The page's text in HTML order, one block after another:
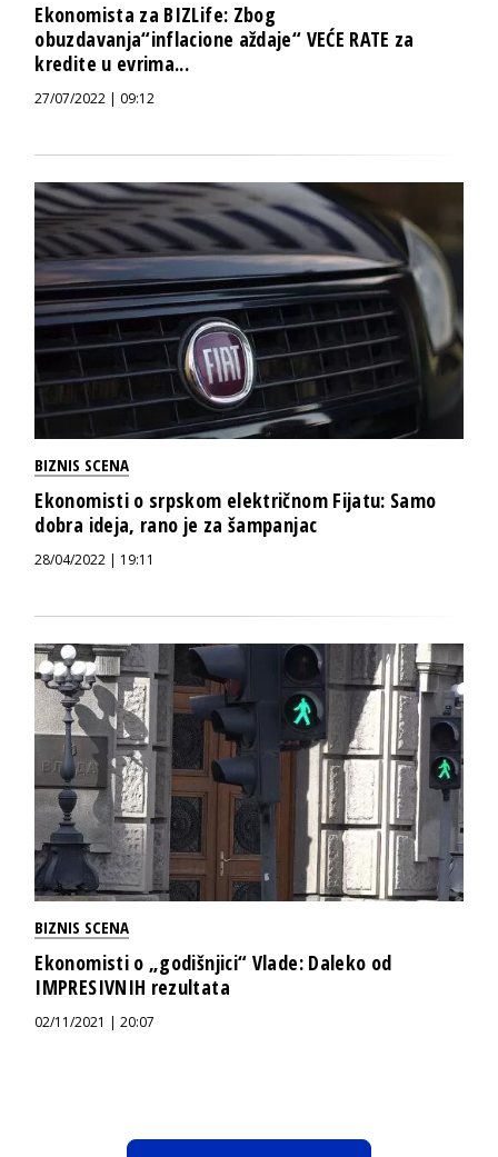
Ekonomista za BIZLife: Zbog
obuzdavanja“inflacione aždaje“ VEĆE RATE za
kredite u evrima...
27/07/2022 | 09:12
BIZNIS SCENA
Ekonomisti o srpskom električnom Fijatu: Samo
dobra ideja, rano je za šampanjac
28/04/2022 | 19:11
BIZNIS SCENA
Ekonomisti o „godišnjici“ Vlade: Daleko od
IMPRESIVNIH rezultata
02/11/2021 | 20:07